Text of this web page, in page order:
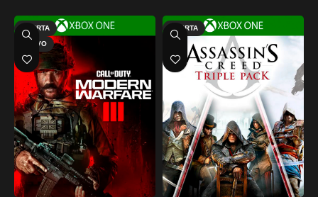
OFERTA
NUEVO
OFERTA